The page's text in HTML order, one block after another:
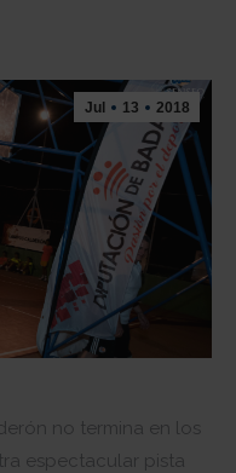
Jul 13 2018
no termina en los
espectacular pista